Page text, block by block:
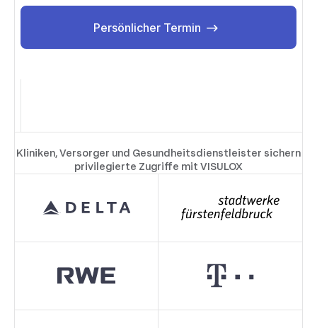
Persönlicher Termin
Kliniken, Versorger und Gesundheitsdienstleister sichern
privilegierte Zugriffe mit VISULOX